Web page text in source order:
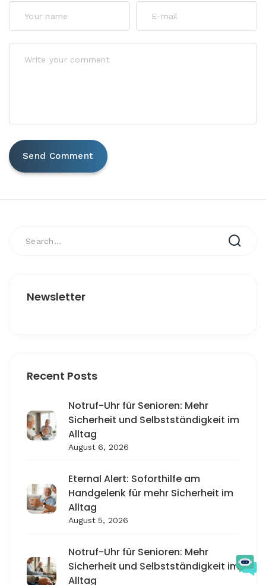
Newsletter
Recent Posts
Notruf-Uhr für Senioren: Mehr
Sicherheit und Selbstständigkeit im
Alltag
August 6, 2026
Eternal Alert: Soforthilfe am
Handgelenk für mehr Sicherheit im
Alltag
August 5, 2026
Notruf-Uhr für Senioren: Mehr
Sicherheit und Selbstständigkeit im
Alltag